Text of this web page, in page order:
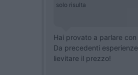
solo risulta
Hai provato a parlare con
Da precedenti
lievitare il prezzo!